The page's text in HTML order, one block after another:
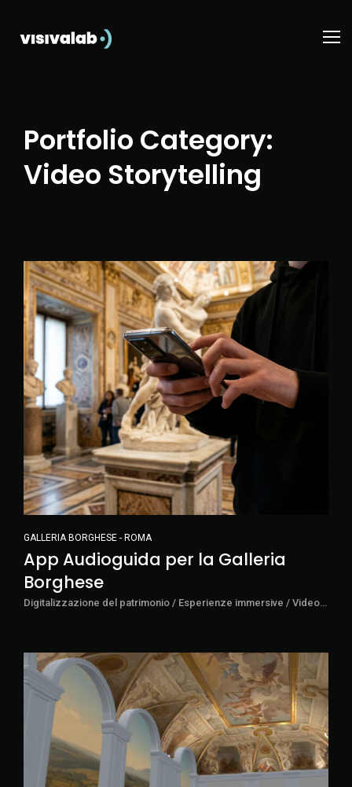
Portfolio Category:
Video Storytelling
GALLERIA BORGHESE - ROMA
App Audioguida per la Galleria
Borghese
Digitalizzazione del patrimonio / Esperienze immersive / Video Storytelling